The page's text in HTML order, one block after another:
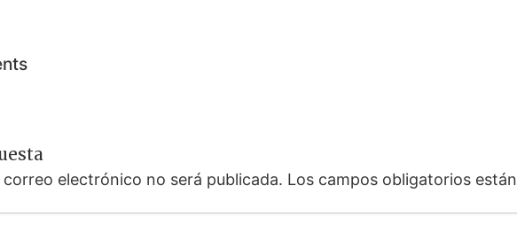
electrónico no será publicada. Los campos obligatorios